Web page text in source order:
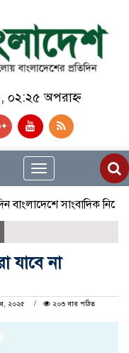
০২:২৫ অপরাহ্ন
Toggle
navigation
সাংবাদিক নিয়োগ
যাবে না
২০২৫
২০৩ বার পঠিত